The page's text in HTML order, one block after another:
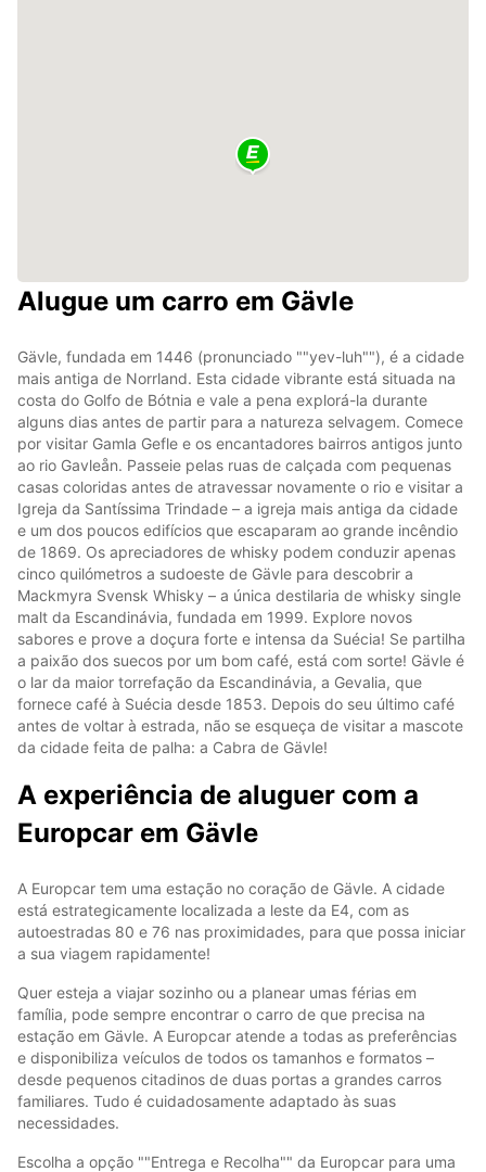
Alugue um carro em Gävle
Gävle, fundada em 1446 (pronunciado ""yev-luh""), é a cidade
mais antiga de Norrland. Esta cidade vibrante está situada na
costa do Golfo de Bótnia e vale a pena explorá-la durante
alguns dias antes de partir para a natureza selvagem. Comece
por visitar Gamla Gefle e os encantadores bairros antigos junto
ao rio Gavleån. Passeie pelas ruas de calçada com pequenas
casas coloridas antes de atravessar novamente o rio e visitar a
Igreja da Santíssima Trindade – a igreja mais antiga da cidade
e um dos poucos edifícios que escaparam ao grande incêndio
de 1869. Os apreciadores de whisky podem conduzir apenas
cinco quilómetros a sudoeste de Gävle para descobrir a
Mackmyra Svensk Whisky – a única destilaria de whisky single
malt da Escandinávia, fundada em 1999. Explore novos
sabores e prove a doçura forte e intensa da Suécia! Se partilha
a paixão dos suecos por um bom café, está com sorte! Gävle é
o lar da maior torrefação da Escandinávia, a Gevalia, que
fornece café à Suécia desde 1853. Depois do seu último café
antes de voltar à estrada, não se esqueça de visitar a mascote
da cidade feita de palha: a Cabra de Gävle!
A experiência de aluguer com a
Europcar em Gävle
A Europcar tem uma estação no coração de Gävle. A cidade
está estrategicamente localizada a leste da E4, com as
autoestradas 80 e 76 nas proximidades, para que possa iniciar
a sua viagem rapidamente!
Quer esteja a viajar sozinho ou a planear umas férias em
família, pode sempre encontrar o carro de que precisa na
estação em Gävle. A Europcar atende a todas as preferências
e disponibiliza veículos de todos os tamanhos e formatos –
desde pequenos citadinos de duas portas a grandes carros
familiares. Tudo é cuidadosamente adaptado às suas
necessidades.
Escolha a opção ""Entrega e Recolha"" da Europcar para uma